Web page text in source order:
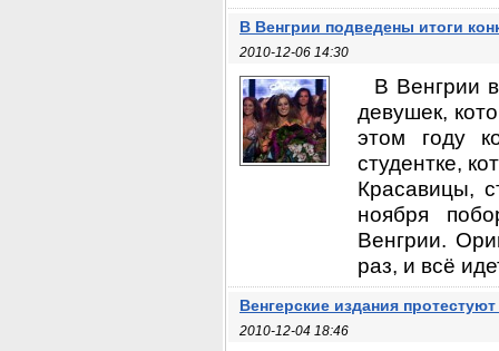
В Венгрии подведены итоги
2010-12-06 14:30
В Венгрии
девушек,
этом году
студентке,
Красавицы,
ноября
Венгрии.
раз, и всё
Венгерские издания
2010-12-04 18:46